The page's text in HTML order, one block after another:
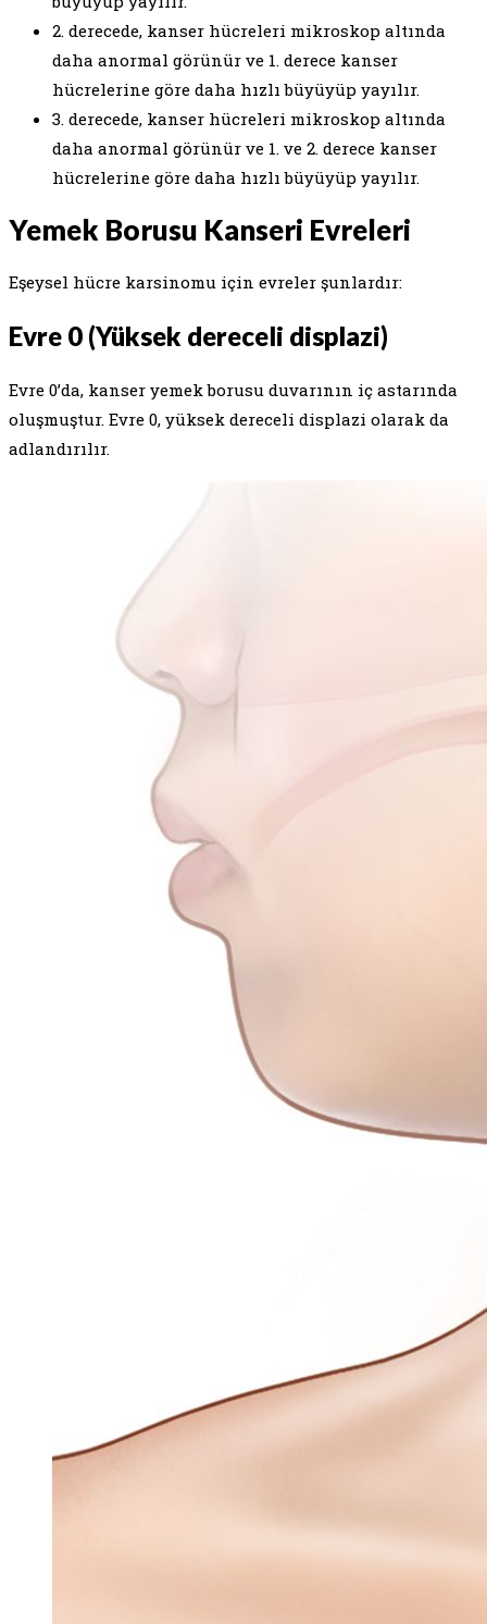
2. derecede, kanser hücreleri mikroskop altında
daha anormal görünür ve 1. derece kanser
hücrelerine göre daha hızlı büyüyüp yayılır.
3. derecede, kanser hücreleri mikroskop altında
daha anormal görünür ve 1. ve 2. derece kanser
hücrelerine göre daha hızlı büyüyüp yayılır.
Yemek Borusu Kanseri Evreleri
Eşeysel hücre karsinomu için evreler şunlardır:
Evre 0 (Yüksek dereceli displazi)
Evre 0’da, kanser yemek borusu duvarının iç astarında
oluşmuştur. Evre 0, yüksek dereceli displazi olarak da
adlandırılır.